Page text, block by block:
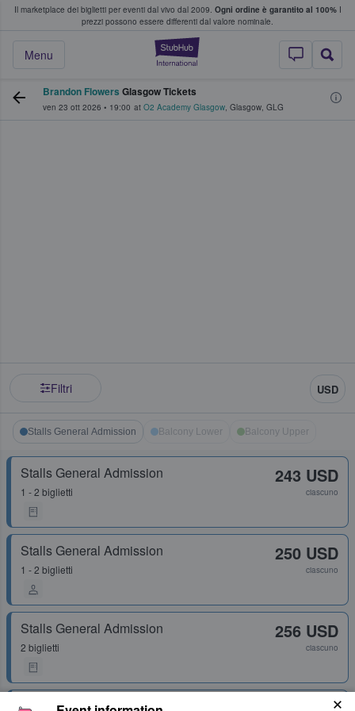
Il marketplace dei biglietti per eventi dal vivo dal 2009. Ogni ordine è garantito al 100%I
prezzi possono essere differenti dal valore nominale.
StubHub - Dove
Menu
fan comprano e vendono biglietti
Brandon Flowers Glasgow Tickets
ven 23 ott 2026 • 19:00 at O2 Academy Glasgow, Glasgow, GLG
Filtri USD
Stalls General Admission Balcony Lower Balcony Upper
Stalls General Admission
1 - 2 biglietti
243 USD
ciascuno
Stalls General Admission
1 - 2 biglietti
250 USD
ciascuno
Stalls General Admission
2 biglietti
256 USD
ciascuno
Stalls General Admission